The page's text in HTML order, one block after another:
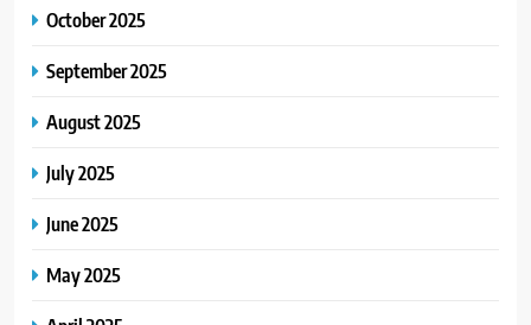
October 2025
September 2025
August 2025
July 2025
June 2025
May 2025